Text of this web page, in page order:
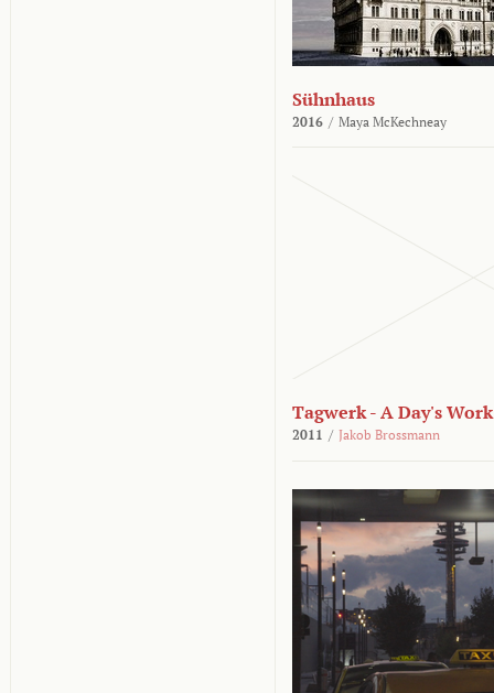
Sühnhaus
2016 / Maya McKechneay
Tagwerk - A Day's Work
2011 / Jakob Brossmann